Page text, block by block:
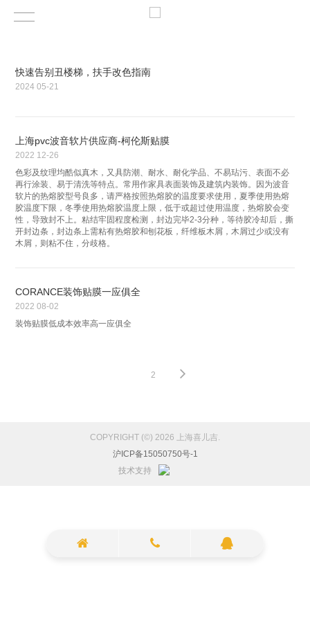
快速告别丑楼梯，扶手改色指南
2024 05-21
上海pvc波音软片供应商-柯伦斯贴膜
2022 12-26
色彩及纹理均酷似真木，又具防潮、耐水、耐化学品、不易玷污、表面不必
再行涂装、易于清洗等特点。常用作家具表面装饰及建筑内装饰。因为波音
软片的热熔胶型号良多，请严格按照热熔胶的温度要求使用，夏季使用热熔
胶温度下限，冬季使用热熔胶温度上限，低于或超过使用温度，热熔胶会变
性，导致封不上。粘结牢固程度检测，封边完毕2-3分种，等待胶冷却后，撕
开封边条，封边条上需粘有热熔胶和刨花板，纤维板木屑，木屑过少或没有
木屑，则粘不住，分歧格。
CORANCE装饰贴膜一应俱全
2022 08-02
装饰贴膜低成本效率高一应俱全
2
COPYRIGHT (©) 2026 上海喜儿吉.
沪ICP备15050750号-1
技术支持